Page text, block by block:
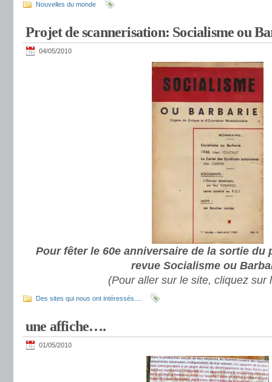
Nouvelles du monde
Projet de scannerisation: Socialisme ou
04/05/2010
Pour fêter le 60e anniversaire de la sortie du
revue Socialisme ou
(Pour aller sur le site, cliquez sur
Des sites qui nous ont intéressés....
une affiche….
01/05/2010